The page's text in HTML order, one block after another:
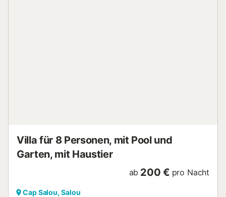
Villa für 8 Personen, mit Pool und
Garten, mit Haustier
ab 200 € pro Nacht
Cap Salou, Salou